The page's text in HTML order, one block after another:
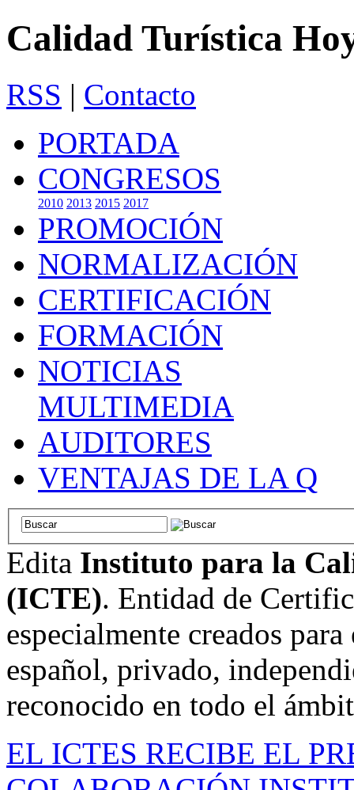
Calidad Turística
RSS | Contacto
PORTADA
CONGRESOS
2010 2013 2015 2017
PROMOCIÓN
NORMALIZACIÓN
CERTIFICACIÓN
FORMACIÓN
NOTICIAS
MULTIMEDIA
AUDITORES
VENTAJAS DE LA Q
Edita Instituto para la
(ICTE). Entidad de
especialmente creados
español, privado,
reconocido en todo el
EL ICTES RECIBE EL